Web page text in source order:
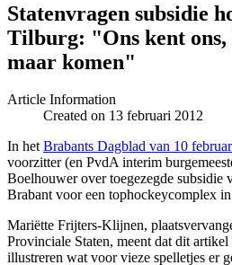
Statenvragen subsidie
Tilburg: "Ons kent ons,
maar komen"
Article Information
Created on 13 februari 2012
In hetBrabants Dagblad van 10
voorzitter (en PvdA interim
Boelhouwer over toegezegde subsidie
Brabant voor een tophockeycomplex
Mariëtte Frijters-Klijnen,
Provinciale Staten, meent dat dit
illustreren wat voor vieze spelletjes er